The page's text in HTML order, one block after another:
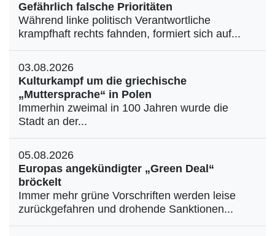
Gefährlich falsche Prioritäten
Während linke politisch Verantwortliche
krampfhaft rechts fahnden, formiert sich auf...
03.08.2026
Kulturkampf um die griechische
„Muttersprache“ in Polen
Immerhin zweimal in 100 Jahren wurde die
Stadt an der...
05.08.2026
Europas angekündigter „Green Deal“
bröckelt
Immer mehr grüne Vorschriften werden leise
zurückgefahren und drohende Sanktionen...